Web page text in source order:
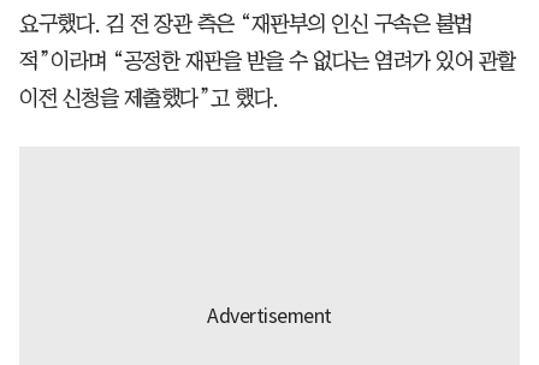
요구했다. 김 전 장관 측은 “재판부의 인신 구속은 불법
적”이라며 “공정한 재판을 받을 수 없다는 염려가 있어 관할
이전 신청을 제출했다”고 했다.